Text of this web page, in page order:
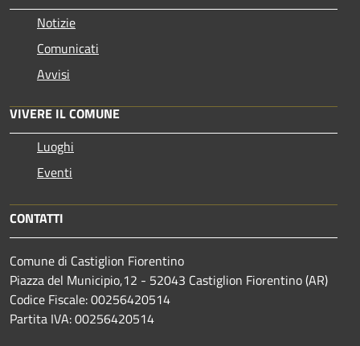
Notizie
Comunicati
Avvisi
VIVERE IL COMUNE
Luoghi
Eventi
CONTATTI
Comune di Castiglion Fiorentino
Piazza del Municipio,12 - 52043 Castiglion Fiorentino (AR)
Codice Fiscale: 00256420514
Partita IVA: 00256420514